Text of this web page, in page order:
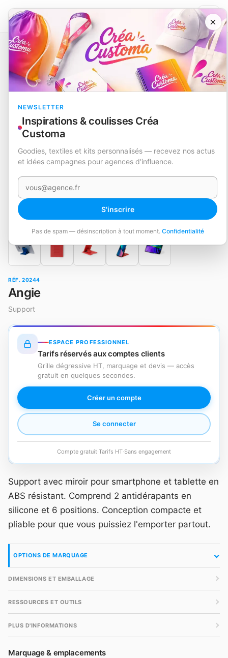
×
NEWSLETTER
Inspirations & coulisses Créa
Customa
Goodies, textiles et kits personnalisés — recevez nos actus
et idées campagnes pour agences d'influence.
Votre e-mail
S'inscrire
Pas de spam — désinscription à tout moment. Confidentialité
Catalogue Technologie et accessoires Support Angie
EN STOCK
RÉF. 20244
Angie
Support
ESPACE PROFESSIONNEL
Tarifs réservés aux comptes clients
Grille dégressive HT, marquage et devis — accès
gratuit en quelques secondes.
Créer un compte
Se connecter
Compte gratuit·Tarifs HT·Sans engagement
Support avec miroir pour smartphone et tablette en
ABS résistant. Comprend 2 antidérapants en
silicone et 6 positions. Conception compacte et
pliable pour que vous puissiez l'emporter partout.
OPTIONS DE MARQUAGE
DIMENSIONS ET EMBALLAGE
RESSOURCES ET OUTILS
PLUS D'INFORMATIONS
Marquage & emplacements